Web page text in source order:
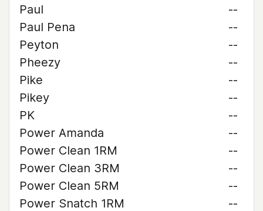
Paul
--
Paul Pena
--
Peyton
--
Pheezy
--
Pike
--
Pikey
--
PK
--
Power Amanda
--
Power Clean 1RM
--
Power Clean 3RM
--
Power Clean 5RM
--
Power Snatch 1RM
--